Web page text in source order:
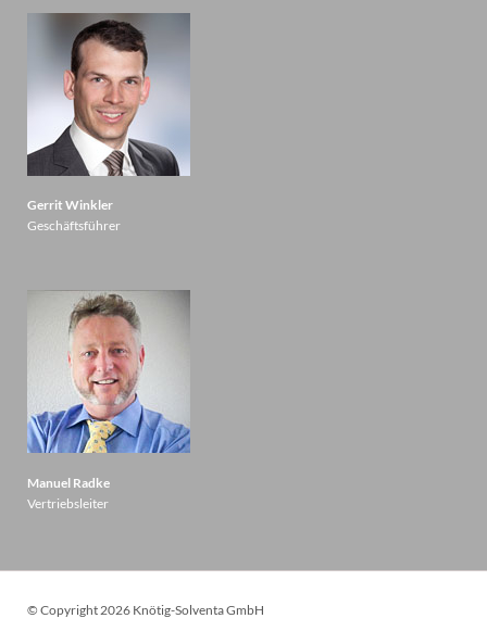
Gerrit Winkler
Geschäftsführer
Manuel Radke
Vertriebsleiter
© Copyright 2026 Knötig-Solventa GmbH